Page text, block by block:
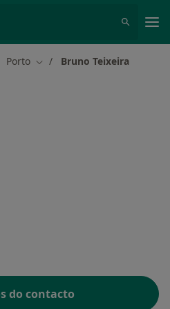
Porto Mudar de cidade
Bruno Teixeira
do contacto